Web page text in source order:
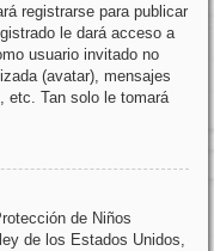
registrarse para publicar
le dará acceso a
usuario invitado no
(avatar), mensajes
etc. Tan solo le tomará
de Niños
de los Estados Unidos,